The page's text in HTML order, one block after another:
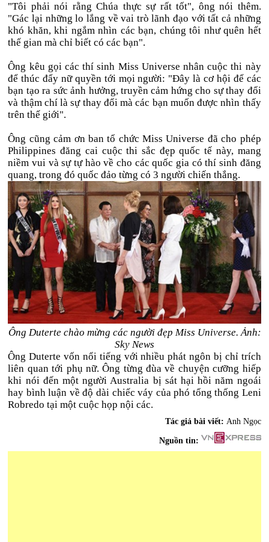
"Tôi phải nói rằng Chúa thực sự rất tốt", ông nói thêm.
"Gác lại những lo lắng về vai trò lãnh đạo với tất cả những
khó khăn, khi ngắm nhìn các bạn, chúng tôi như quên hết
thế gian mà chỉ biết có các bạn".
Ông kêu gọi các thí sinh Miss Universe nhân cuộc thi này
để thúc đẩy nữ quyền tới mọi người: "Đây là cơ hội để các
bạn tạo ra sức ảnh hưởng, truyền cảm hứng cho sự thay đổi
và thậm chí là sự thay đổi mà các bạn muốn được nhìn thấy
trên thế giới".
Ông cũng cảm ơn ban tổ chức Miss Universe đã cho phép
Philippines đăng cai cuộc thi sắc đẹp quốc tế này, mang
niềm vui và sự tự hào về cho các quốc gia có thí sinh đăng
quang, trong đó quốc đảo từng có 3 người chiến thắng.
Ông Duterte chào mừng các người đẹp Miss Universe. Ảnh:
Sky News
Ông Duterte vốn nổi tiếng với nhiều phát ngôn bị chỉ trích
liên quan tới phụ nữ. Ông từng đùa về chuyện cưỡng hiếp
khi nói đến một người Australia bị sát hại hồi năm ngoái
hay bình luận về độ dài chiếc váy của phó tổng thống Leni
Robredo tại một cuộc họp nội các.
Tác giả bài viết: Anh Ngọc
Nguồn tin: